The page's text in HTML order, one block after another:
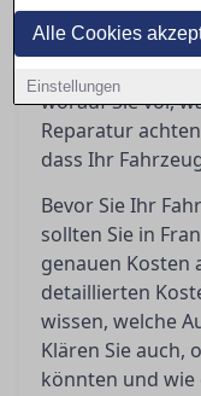
Alle Cookies
Einstellungen
Punkte, um
worauf Sie vor,
Reparatur
dass Ihr
Bevor Sie Ihr
sollten Sie in
genauen Kosten
detaillierten
wissen, welche
Klären Sie auch,
könnten und wie